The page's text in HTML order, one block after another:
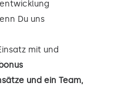
Du uns
mit und
und ein Team,